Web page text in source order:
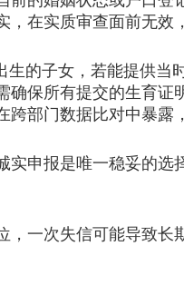
在实质审查面前无效
的子女，若能提供当
保所有提交的生育
部门数据比对中暴露
报是唯一稳妥的选
次失信可能导致长